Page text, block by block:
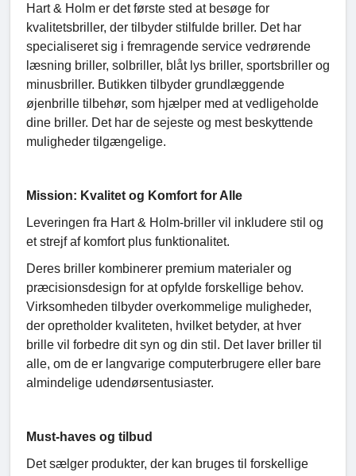
Hart & Holm er det første sted at besøge for
kvalitetsbriller, der tilbyder stilfulde briller. Det har
specialiseret sig i fremragende service vedrørende
læsning briller, solbriller, blåt lys briller, sportsbriller og
minusbriller. Butikken tilbyder grundlæggende
øjenbrille tilbehør, som hjælper med at vedligeholde
dine briller. Det har de sejeste og mest beskyttende
muligheder tilgængelige.
Mission: Kvalitet og Komfort for Alle
Leveringen fra Hart & Holm-briller vil inkludere stil og
et strejf af komfort plus funktionalitet.
Deres briller kombinerer premium materialer og
præcisionsdesign for at opfylde forskellige behov.
Virksomheden tilbyder overkommelige muligheder,
der opretholder kvaliteten, hvilket betyder, at hver
brille vil forbedre dit syn og din stil. Det laver briller til
alle, om de er langvarige computerbrugere eller bare
almindelige udendørsentusiaster.
Must-haves og tilbud
Det sælger produkter, der kan bruges til forskellige